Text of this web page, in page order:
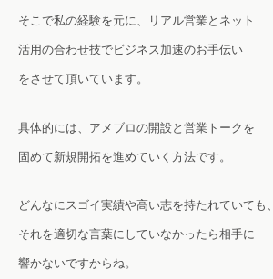
そこで私の経験を元に、リアル営業とネット
活用の合わせ技でビジネス加速のお手伝い
をさせて頂いています。
具体的には、アメブロの開設と営業トークを
固めて新規開拓を進めていく方法です。
どんなにスゴイ実績や高い志を持たれていても、
それを適切な言葉にしていなかったら相手に
響かないですからね。